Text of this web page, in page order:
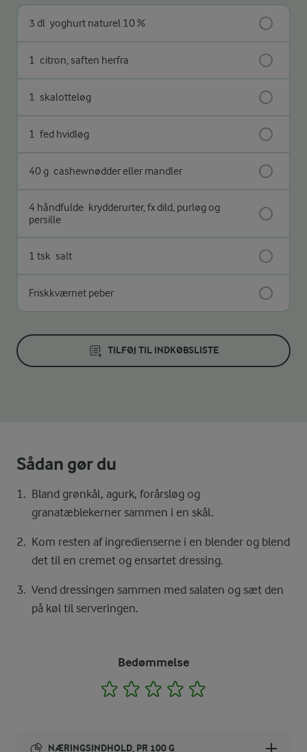
3 dl yoghurt naturel 10 %
1 citron, saften herfra
1 skalotteløg
1 fed hvidløg
40 g cashewnødder eller mandler
4 håndfulde krydderurter, fx dild, purløg og
persille
1 tsk salt
Friskkværnet peber
TILFØJ TIL INDKØBSLISTE
Sådan gør du
Bland grønkål, agurk, forårsløg og
granatæblekerner sammen i en skål.
Kom resten af ingredienserne i en blender og blend
det til en cremet og ensartet dressing.
Vend dressingen sammen med salaten og sæt den
på køl til serveringen.
Bedømmelse
1 2 3 4
NÆRINGSINDHOLD, PR 100 G